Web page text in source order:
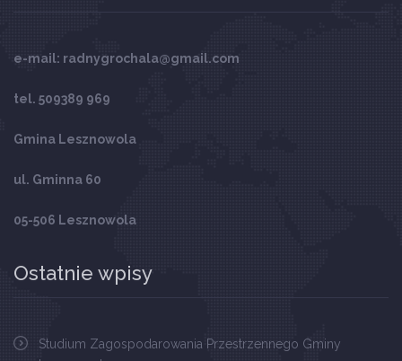
e-mail: radnygrochala@gmail.com
tel. 509389 969
Gmina Lesznowola
ul. Gminna 60
05-506 Lesznowola
Ostatnie wpisy
Studium Zagospodarowania Przestrzennego Gminy